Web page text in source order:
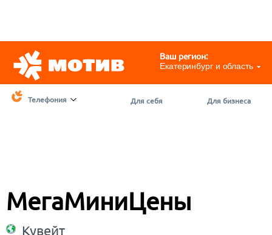
Ваш регион:
Екатеринбург и область
Телефония Для себя Для бизнеса
МегаМиниЦены
Кувейт